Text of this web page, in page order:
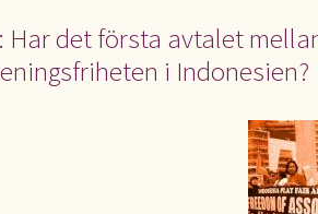
Har det första avtalet
i Indonesien?